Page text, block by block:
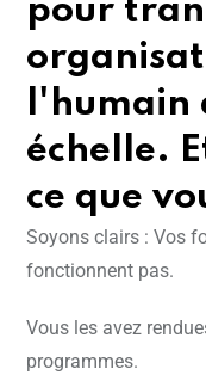
pour
l'humain
échelle.
ce que
Soyons clairs : Vos
fonctionnent pas.
Vous les avez
programmes.